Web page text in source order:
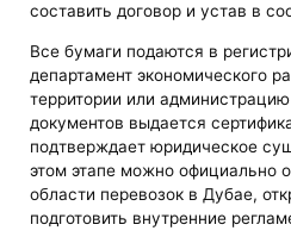
составить договор и устав в
Все бумаги подаются в
департамент экономического
территории или
документов выдается
подтверждает юридическое
этом этапе можно официально
области перевозок в Дубае,
подготовить внутренние